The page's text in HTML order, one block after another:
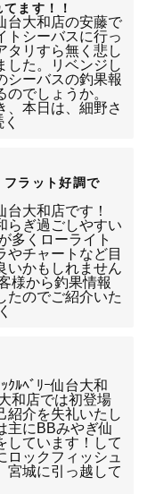
ます！！
台大和店の安藤で
トシーバスに行っ
タリすら無く悲し
した。リベンジし
シーバスの釣果報
でしょうか。
、本日は、細野さ
フラット好調で
台大和店です！
らぎ過ごしやすい
多くローライト
やチャートなど目
いかもしれません
様から釣果情報
たのでご紹介いた
ｸﾙﾍﾞﾘｰ仙台大和
和店では初登場
紹介を失礼いたし
主にBBみやぎ仙
しています！して
ロックフィッシュ
宮城に引っ越して